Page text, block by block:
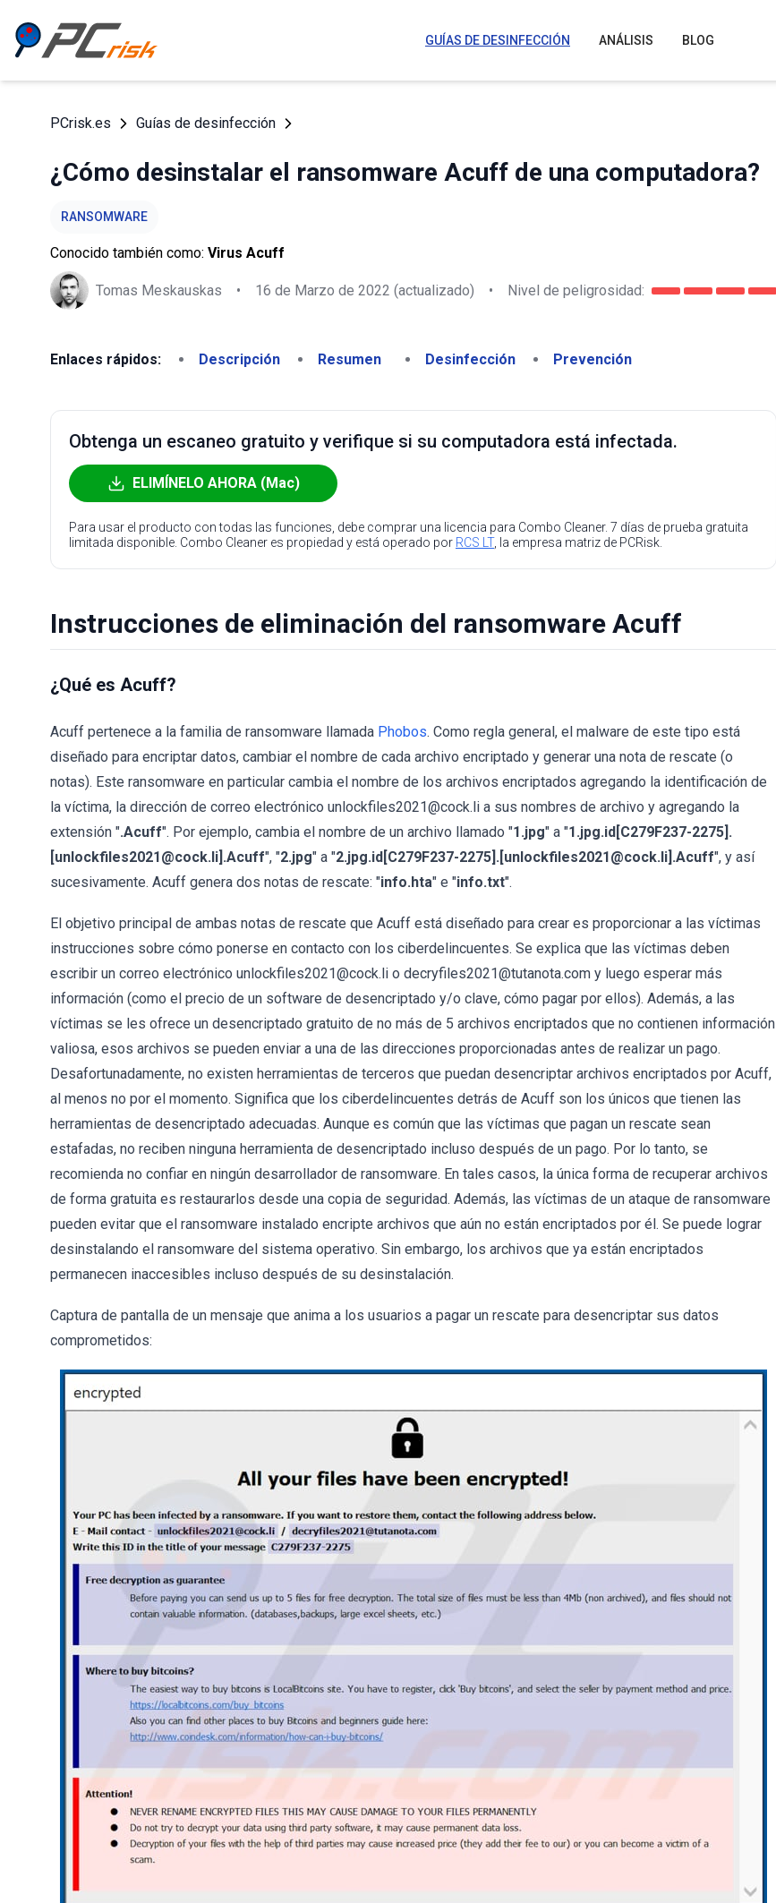
GUÍAS DE DESINFECCIÓN ANÁLISIS BLOG
PCrisk.es Guías de desinfección
¿Cómo desinstalar el ransomware Acuff de una computadora?
RANSOMWARE
Conocido también como: Virus Acuff
Tomas Meskauskas • 16 de Marzo de 2022 (actualizado) • Nivel de peligrosidad:
Enlaces rápidos: Descripción Resumen Desinfección Prevención
Obtenga un escaneo gratuito y verifique si su computadora está infectada.
ELIMÍNELO AHORA (Mac)
Para usar el producto con todas las funciones, debe comprar una licencia para Combo Cleaner. 7 días de prueba gratuita
limitada disponible. Combo Cleaner es propiedad y está operado por RCS LT, la empresa matriz de PCRisk.
Instrucciones de eliminación del ransomware Acuff
¿Qué es Acuff?
Acuff pertenece a la familia de ransomware llamada Phobos. Como regla general, el malware de este tipo está
diseñado para encriptar datos, cambiar el nombre de cada archivo encriptado y generar una nota de rescate (o
notas). Este ransomware en particular cambia el nombre de los archivos encriptados agregando la identificación de
la víctima, la dirección de correo electrónico unlockfiles2021@cock.li a sus nombres de archivo y agregando la
extensión ".Acuff". Por ejemplo, cambia el nombre de un archivo llamado "1.jpg" a "1.jpg.id[C279F237-2275].
[unlockfiles2021@cock.li].Acuff", "2.jpg" a "2.jpg.id[C279F237-2275].[unlockfiles2021@cock.li].Acuff", y así
sucesivamente. Acuff genera dos notas de rescate: "info.hta" e "info.txt".
El objetivo principal de ambas notas de rescate que Acuff está diseñado para crear es proporcionar a las víctimas
instrucciones sobre cómo ponerse en contacto con los ciberdelincuentes. Se explica que las víctimas deben
escribir un correo electrónico unlockfiles2021@cock.li o decryfiles2021@tutanota.com y luego esperar más
información (como el precio de un software de desencriptado y/o clave, cómo pagar por ellos). Además, a las
víctimas se les ofrece un desencriptado gratuito de no más de 5 archivos encriptados que no contienen información
valiosa, esos archivos se pueden enviar a una de las direcciones proporcionadas antes de realizar un pago.
Desafortunadamente, no existen herramientas de terceros que puedan desencriptar archivos encriptados por Acuff,
al menos no por el momento. Significa que los ciberdelincuentes detrás de Acuff son los únicos que tienen las
herramientas de desencriptado adecuadas. Aunque es común que las víctimas que pagan un rescate sean
estafadas, no reciben ninguna herramienta de desencriptado incluso después de un pago. Por lo tanto, se
recomienda no confiar en ningún desarrollador de ransomware. En tales casos, la única forma de recuperar archivos
de forma gratuita es restaurarlos desde una copia de seguridad. Además, las víctimas de un ataque de ransomware
pueden evitar que el ransomware instalado encripte archivos que aún no están encriptados por él. Se puede lograr
desinstalando el ransomware del sistema operativo. Sin embargo, los archivos que ya están encriptados
permanecen inaccesibles incluso después de su desinstalación.
Captura de pantalla de un mensaje que anima a los usuarios a pagar un rescate para desencriptar sus datos
comprometidos: